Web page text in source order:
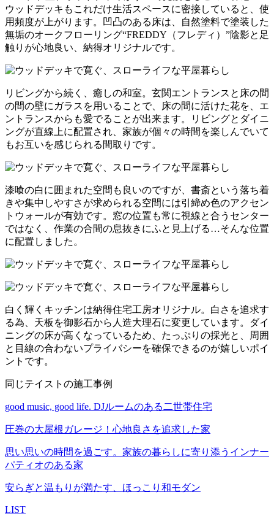
ウッドデッキもこれだけ生活スペースに密接していると、使
用頻度が上がります。凹凸のある床は、自然塗料で塗装した
無垢のオークフローリング“FREDDY（フレディ）”陰影と足
触りが心地良い、納得オリジナルです。
リビングから続く、癒しの和室。玄関エントランスと床の間
の間の壁にガラスを用いることで、床の間に活けた花を、エ
ントランスからも愛でることが出来ます。リビングとダイニ
ングが直線上に配置され、家族が個々の時間を楽しんでいて
もお互いを感じられる間取りです。
漆喰の白に囲まれた空間も良いのですが、書斎という落ち着
きや集中しやすさが求められる空間には引締め色のアクセン
トウォールが有効です。窓の位置も常に視線と合うセンター
ではなく、作業の合間の息抜きにふと見上げる…そんな位置
に配置しました。
白く輝くキッチンは納得住宅工房オリジナル。白さを追求す
る為、天板を御影石から人造大理石に変更しています。ダイ
ニングの床が高くなっているため、たっぷりの採光と、周囲
と目線の合わないプライバシーを確保できるのが嬉しいポイ
ントです。
同じテイストの施工事例
good music, good life. DJルームのある二世帯住宅
圧巻の大屋根ガレージ！心地良さを追求した家
思い思いの時間を過ごす。家族の暮らしに寄り添うインナー
パティオのある家
安らぎと温もりが満たす、ほっこり和モダン
LIST